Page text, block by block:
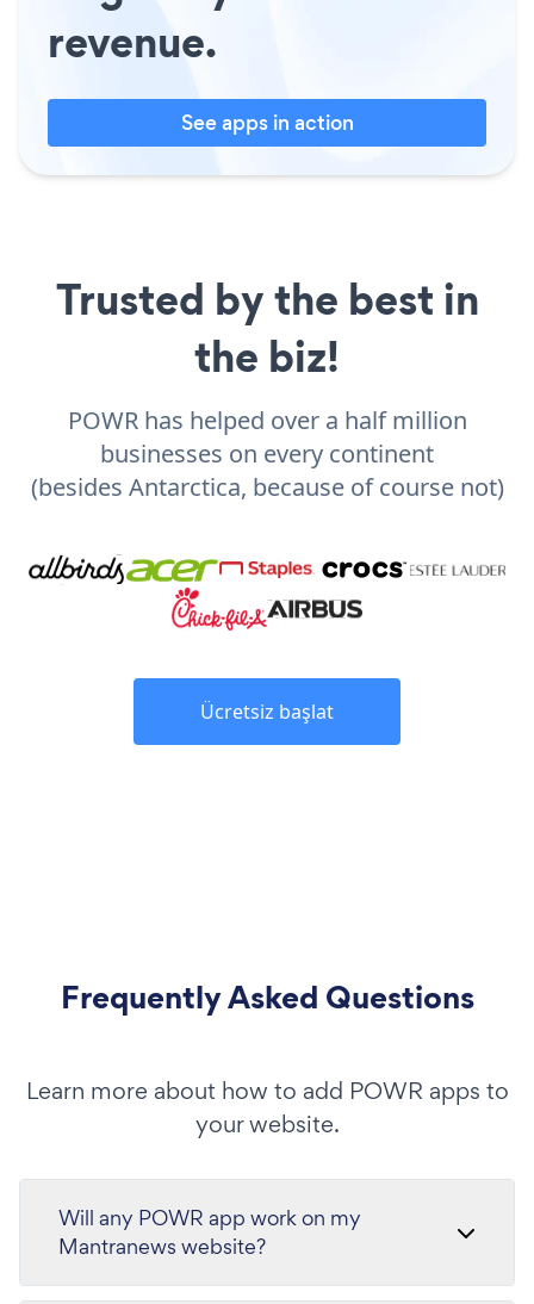
revenue.
See apps in action
Trusted by the best in
the biz!
POWR has helped over a half million
businesses on every continent
(besides Antarctica, because of course not)
Ücretsiz başlat
Frequently Asked Questions
Learn more about how to add POWR apps to
your website.
Will any POWR app work on my
Mantranews website?